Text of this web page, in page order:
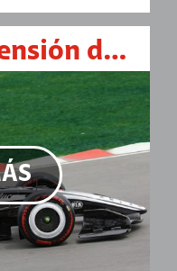
Falla en la suspensión da al traste con la carrera de Sergio Pérez en el Circuito Gilles Villeneuve